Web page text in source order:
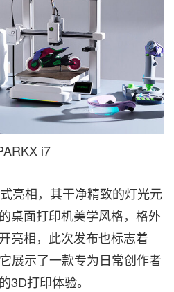
i7
亮相，其干净精致的灯光元
桌面打印机美学风格，格外
亮相，此次发布也标志着
展示了一款专为日常创作者
3D打印体验。